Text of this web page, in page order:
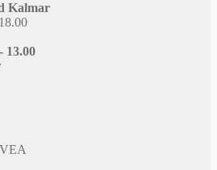
Kalmar
13.00